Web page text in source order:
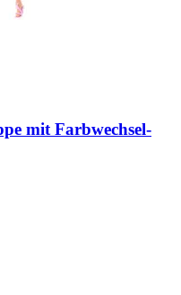
mit Farbwechsel-​